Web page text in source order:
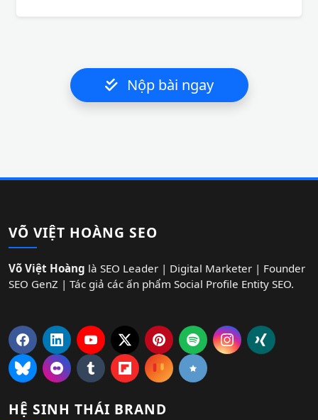
Nộp bài ngay
VÕ VIỆT HOÀNG SEO
Võ Việt Hoàng là SEO Leader | Digital Marketer | Founder
SEO GenZ | Tác giả các ấn phẩm Social Profile Entity SEO.
HỆ SINH THÁI BRAND